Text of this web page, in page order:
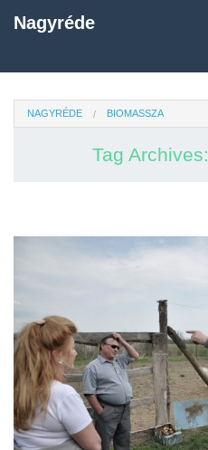
Nagyréde
NAGYRÉDE BIOMASSZA
Tag Archives: